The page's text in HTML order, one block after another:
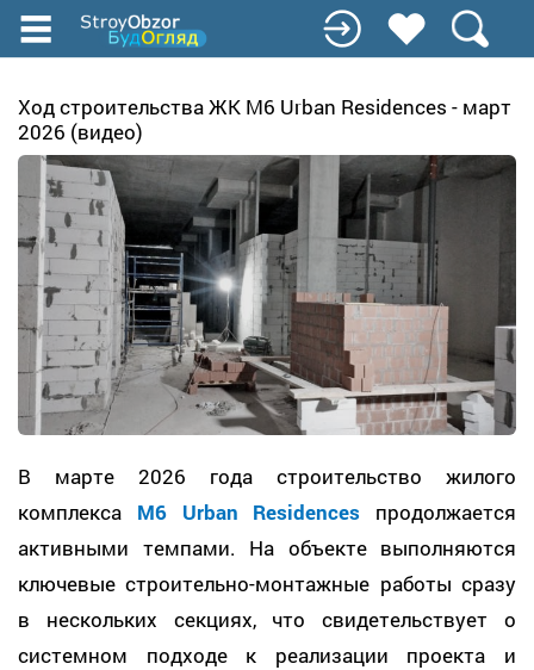
Перейти
содержанию
Ход строительства ЖК M6 Urban Residences - март
2026 (видео)
В марте 2026 года строительство жилого
комплекса M6 Urban Residences продолжается
активными темпами. На объекте выполняются
ключевые строительно-монтажные работы сразу
в нескольких секциях, что свидетельствует о
системном подходе к реализации проекта и